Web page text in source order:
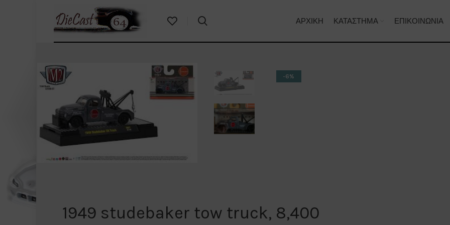
ΑΡΧΙΚΉ ΚΑΤΆΣΤΗΜΑ ΕΠΙΚΟΙΝΩΝΊΑ
-6%
1949 studebaker tow truck, 8,400